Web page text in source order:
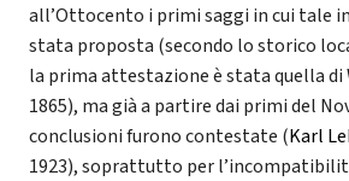
all’Ottocento i primi saggi in cui tale
stata proposta (secondo lo storico
la prima attestazione è stata quella di
1865), ma già a partire dai primi del
conclusioni furono contestate (Karl
1923), soprattutto per